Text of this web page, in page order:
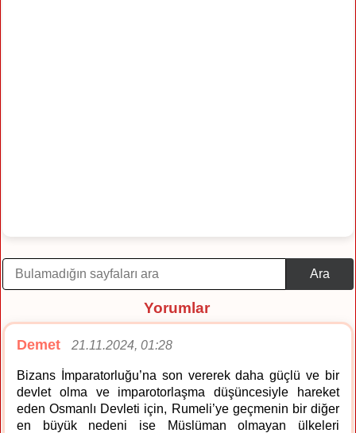
Ara
Yorumlar
Demet 21.11.2024, 01:28
Bizans İmparatorluğu’na son vererek daha güçlü ve bir
devlet olma ve imparotorlaşma düşüncesiyle hareket
eden Osmanlı Devleti için, Rumeli’ye geçmenin bir diğer
en büyük nedeni ise Müslüman olmayan ülkeleri